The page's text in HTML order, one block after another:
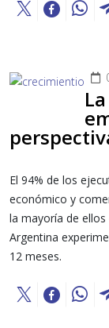
El 94% de los
económico y
la mayoría de
Argentina
12 meses.